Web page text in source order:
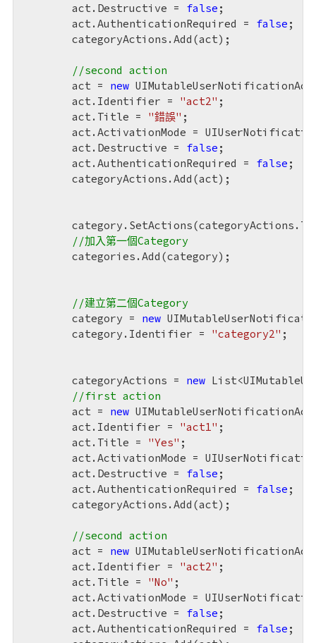
	act.Destructive =
false ;
	act.AuthenticationRequired =
false ;
//second action
	act =
new
	act.Identifier =
"act2" ;
	act.Title =
"錯誤" ;
	act.Destructive =
false ;
	act.AuthenticationRequired =
false ;
//加入第一個Category
//建立第二個Category
	category =
new
	category.Identifier =
"category2" ;
	categoryActions =
new
//first action
	act =
new
	act.Identifier =
"act1" ;
	act.Title =
"Yes" ;
	act.Destructive =
false ;
	act.AuthenticationRequired =
false ;
//second action
	act =
new
	act.Identifier =
"act2" ;
	act.Title =
"No" ;
	act.Destructive =
false ;
	act.AuthenticationRequired =
false ;